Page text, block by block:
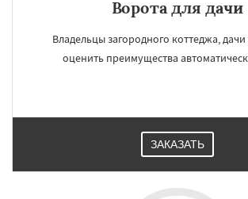
Ворота для дачи
Владельцы загородного коттеджа,
оценить преимущества
ЗАКАЗАТЬ